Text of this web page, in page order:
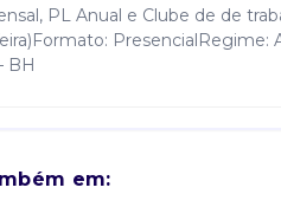
PL Anual e Clube de de
PresencialRegime:
BH
em: